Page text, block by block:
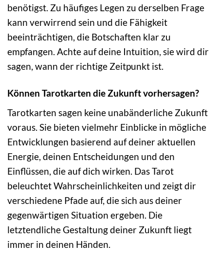
benötigst. Zu häufiges Legen zu derselben Frage
kann verwirrend sein und die Fähigkeit
beeinträchtigen, die Botschaften klar zu
empfangen. Achte auf deine Intuition, sie wird dir
sagen, wann der richtige Zeitpunkt ist.
Können Tarotkarten die Zukunft vorhersagen?
Tarotkarten sagen keine unabänderliche Zukunft
voraus. Sie bieten vielmehr Einblicke in mögliche
Entwicklungen basierend auf deiner aktuellen
Energie, deinen Entscheidungen und den
Einflüssen, die auf dich wirken. Das Tarot
beleuchtet Wahrscheinlichkeiten und zeigt dir
verschiedene Pfade auf, die sich aus deiner
gegenwärtigen Situation ergeben. Die
letztendliche Gestaltung deiner Zukunft liegt
immer in deinen Händen.